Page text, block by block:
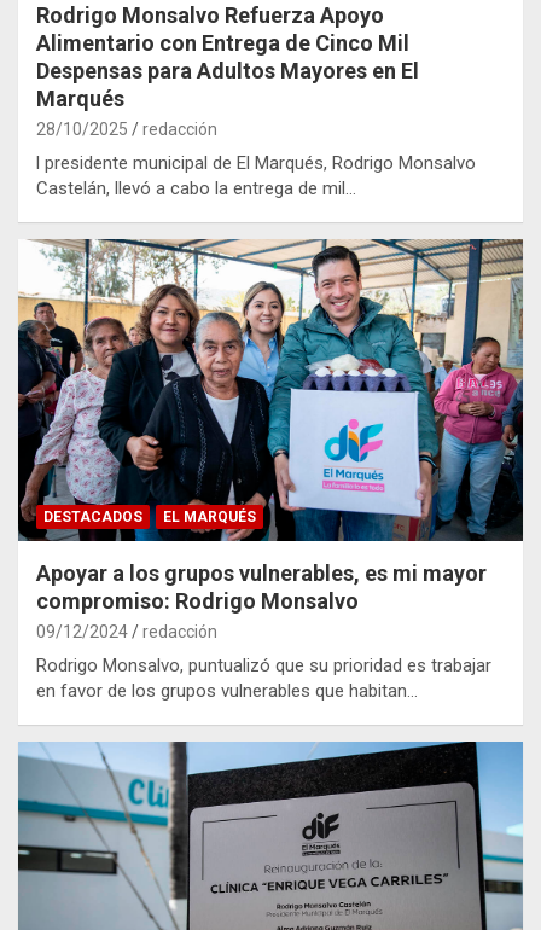
Rodrigo Monsalvo Refuerza Apoyo
Alimentario con Entrega de Cinco Mil
Despensas para Adultos Mayores en El
Marqués
28/10/2025 redacción
l presidente municipal de El Marqués, Rodrigo Monsalvo
Castelán, llevó a cabo la entrega de mil…
DESTACADOS EL MARQUÉS
Apoyar a los grupos vulnerables, es mi mayor
compromiso: Rodrigo Monsalvo
09/12/2024 redacción
Rodrigo Monsalvo, puntualizó que su prioridad es trabajar
en favor de los grupos vulnerables que habitan…